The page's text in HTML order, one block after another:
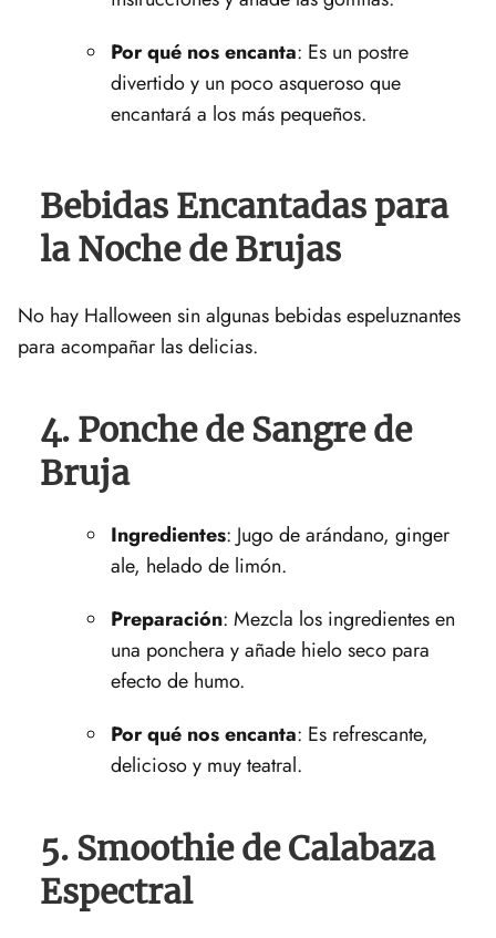
Por qué nos encanta: ​Es un postre
divertido y un poco asqueroso que
encantará a los más pequeños.
Bebidas Encantadas para
la Noche de Brujas
No hay ⁤Halloween sin ‍algunas ‍bebidas espeluznantes
para acompañar ⁢las‍ delicias.
4. Ponche de Sangre⁤ de
Bruja
Ingredientes: Jugo ‌de arándano, ginger
ale, helado de limón.
Preparación: Mezcla los ingredientes en
una ponchera y añade hielo seco para
efecto de‍ humo.
Por qué nos encanta:‍ Es ⁤refrescante,
⁤delicioso y muy teatral.
5. Smoothie de Calabaza
Espectral